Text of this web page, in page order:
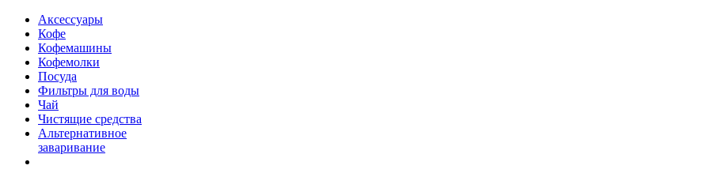
Аксессуары
Кофе
Кофемашины
Кофемолки
Посуда
Фильтры для воды
Чай
Чистящие средства
Альтернативное
заваривание